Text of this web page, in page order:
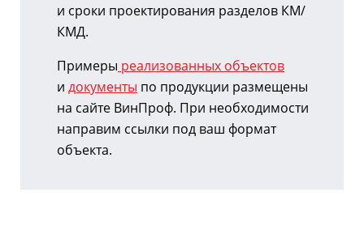
и сроки проектирования разделов КМ/
КМД.
Примеры реализованных объектов
и документы по продукции размещены
на сайте ВинПроф. При необходимости
направим ссылки под ваш формат
объекта.